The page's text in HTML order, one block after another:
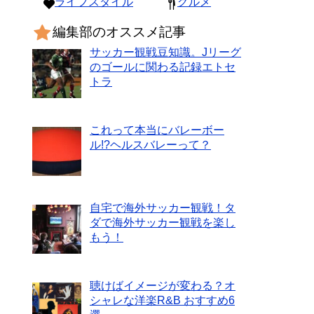
編集部のオススメ記事
サッカー観戦豆知識。Jリーグ
のゴールに関わる記録エトセ
トラ
これって本当にバレーボー
ル!?ヘルスバレーって？
自宅で海外サッカー観戦！タ
ダで海外サッカー観戦を楽し
もう！
聴けばイメージが変わる？オ
シャレな洋楽R&B おすすめ6